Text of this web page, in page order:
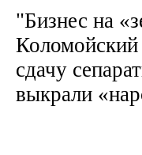
"Бизнес на
Коломойский
сдачу
выкрали